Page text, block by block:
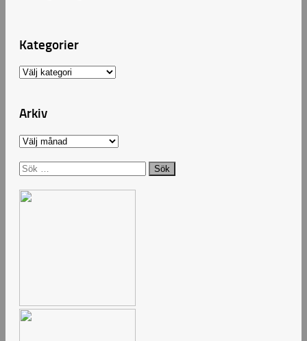
Kategorier
Kategorier
Arkiv
Arkiv
Sök
efter: